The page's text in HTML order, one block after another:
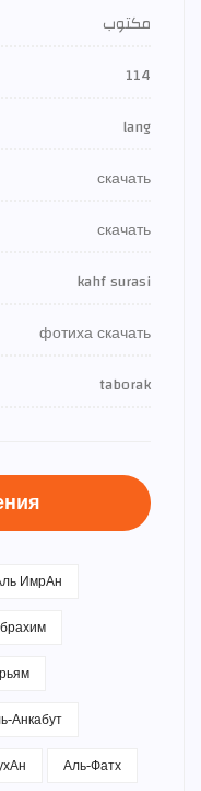
مكتوب
114
lang
скачать
скачать
kahf surasi
фотиха скачать
taborak
ИмрАн
Анкабут
Аль-Фатх